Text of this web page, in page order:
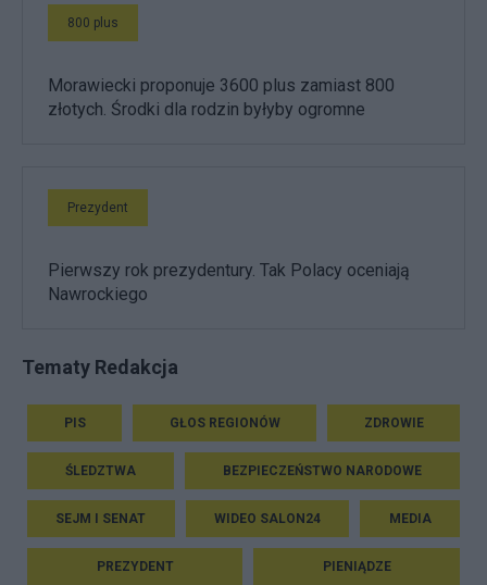
800 plus
Morawiecki proponuje 3600 plus zamiast 800
złotych. Środki dla rodzin byłyby ogromne
Prezydent
Pierwszy rok prezydentury. Tak Polacy oceniają
Nawrockiego
Tematy Redakcja
PIS GŁOS REGIONÓW ZDROWIE
ŚLEDZTWA BEZPIECZEŃSTWO NARODOWE
SEJM I SENAT WIDEO SALON24 MEDIA
PREZYDENT PIENIĄDZE